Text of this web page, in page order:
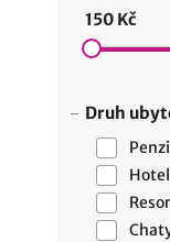
150 Kč
Druh